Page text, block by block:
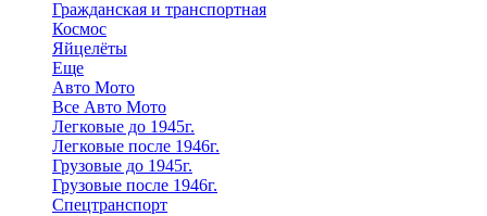
Гражданская и транспортная
Космос
Яйцелёты
Еще
Авто Мото
Все Авто Мото
Легковые до 1945г.
Легковые после 1946г.
Грузовые до 1945г.
Грузовые после 1946г.
Спецтранспорт